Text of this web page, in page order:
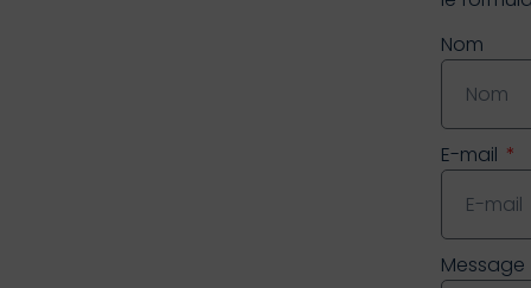
Nom
E-mail
Message